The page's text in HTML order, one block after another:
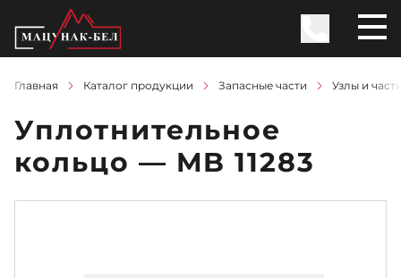
Главная Каталог продукции Запасные части Узлы и
Уплотнительное
кольцо — MB 11283